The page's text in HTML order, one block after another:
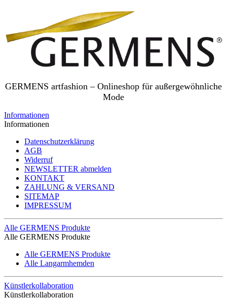
GERMENS artfashion – Onlineshop für außergewöhnliche
Mode
Informationen
Informationen
Datenschutzerklärung
AGB
Widerruf
NEWSLETTER abmelden
KONTAKT
ZAHLUNG & VERSAND
SITEMAP
IMPRESSUM
Alle GERMENS Produkte
Alle GERMENS Produkte
Alle GERMENS Produkte
Alle Langarmhemden
Künstlerkollaboration
Künstlerkollaboration